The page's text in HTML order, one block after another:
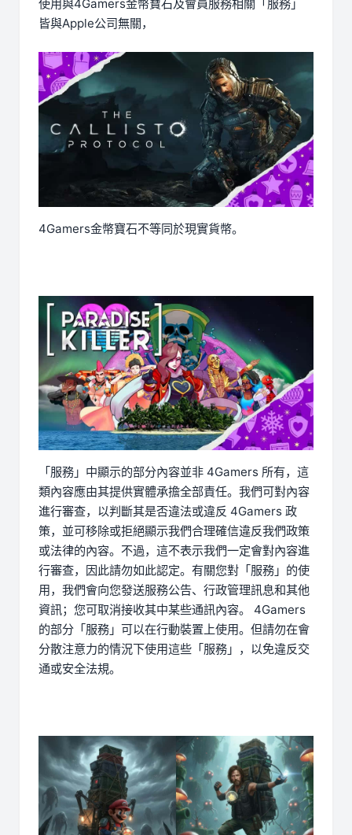
使用與4Gamers金幣寶石及會員服務相關「服務」
皆與Apple公司無關，
4Gamers金幣寶石不等同於現實貨幣。
「服務」中顯示的部分內容並非 4Gamers 所有，這
類內容應由其提供實體承擔全部責任。我們可對內容
進行審查，以判斷其是否違法或違反 4Gamers 政
策，並可移除或拒絕顯示我們合理確信違反我們政策
或法律的內容。不過，這不表示我們一定會對內容進
行審查，因此請勿如此認定。有關您對「服務」的使
用，我們會向您發送服務公告、行政管理訊息和其他
資訊；您可取消接收其中某些通訊內容。 4Gamers
的部分「服務」可以在行動裝置上使用。但請勿在會
分散注意力的情況下使用這些「服務」，以免違反交
通或安全法規。